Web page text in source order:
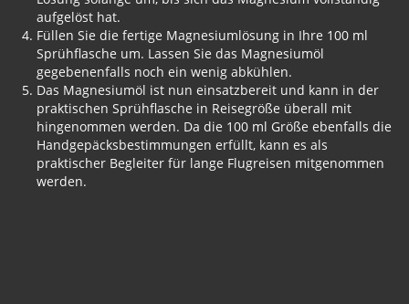
aufgelöst hat.
Füllen Sie die fertige Magnesiumlösung in Ihre 100 ml
Sprühflasche um. Lassen Sie das Magnesiumöl
gegebenenfalls noch ein wenig abkühlen.
Das Magnesiumöl ist nun einsatzbereit und kann in der
praktischen Sprühflasche in Reisegröße überall mit
hingenommen werden. Da die 100 ml Größe ebenfalls die
Handgepäcksbestimmungen erfüllt, kann es als
praktischer Begleiter für lange Flugreisen mitgenommen
werden.